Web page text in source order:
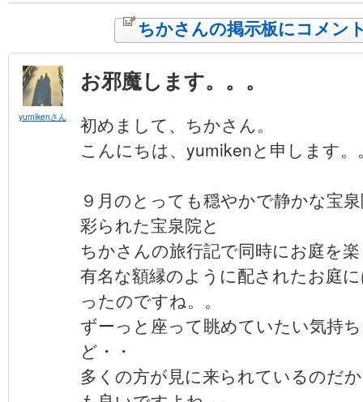
ちかさんの掲示板にコメン
yumikenさん
お邪魔します。。。
初めまして、ちかさん。
こんにちは、yumikenと申します。
９月のとっても穏やかで静かな宝
彩られた宝泉院と
ちかさんの旅行記で同時にお庭を
有名な額縁のように配されたお庭
ったのですね。。
ずーっと座って眺めていたい気持
ど・・
多くの方が見に来られているのだ